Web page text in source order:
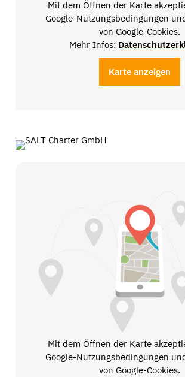
Mit dem Öffnen der Karte
Google-Nutzungsbedingungen
von Google-Cookies.
Mehr Infos:
Karte anzeigen
Mit dem Öffnen der Karte
Google-Nutzungsbedingungen
von Google-Cookies.